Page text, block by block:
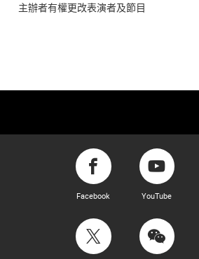
主辦者有權更改表演者及節目
Facebook YouTube